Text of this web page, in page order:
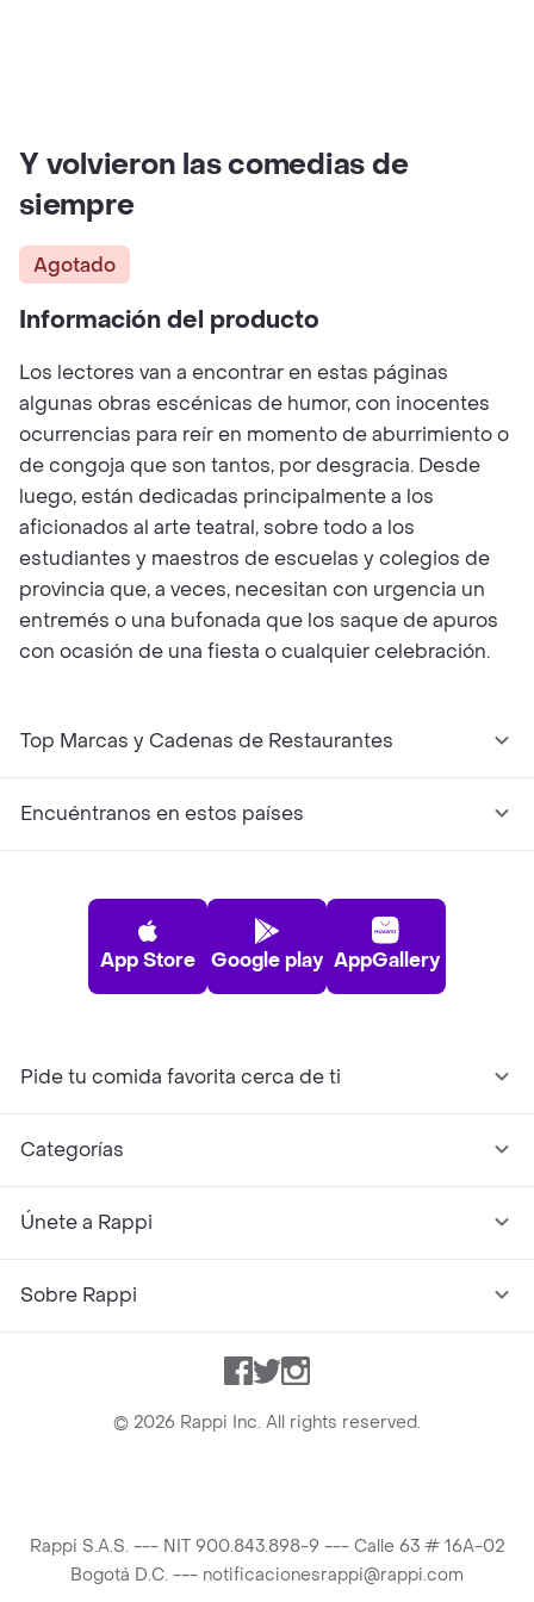
Y volvieron las comedias de
siempre
Agotado
Información del producto
Los lectores van a encontrar en estas páginas
algunas obras escénicas de humor, con inocentes
ocurrencias para reír en momento de aburrimiento o
de congoja que son tantos, por desgracia. Desde
luego, están dedicadas principalmente a los
aficionados al arte teatral, sobre todo a los
estudiantes y maestros de escuelas y colegios de
provincia que, a veces, necesitan con urgencia un
entremés o una bufonada que los saque de apuros
con ocasión de una fiesta o cualquier celebración.
Top Marcas y Cadenas de Restaurantes
Encuéntranos en estos países
App Store Google play AppGallery
Pide tu comida favorita cerca de ti
Categorías
Únete a Rappi
Sobre Rappi
Facebook
TwitterInstagram
© 2026 Rappi Inc. All rights reserved.
Rappi S.A.S. --- NIT 900.843.898-9 --- Calle 63 # 16A-02
Bogotá D.C. --- notificacionesrappi@rappi.com